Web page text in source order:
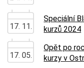
17. 11.
Speciální
kurzů 2024
17. 05.
Opět po
kurzy v